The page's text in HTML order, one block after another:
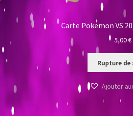
Carte Pokemon VS
5,00€
Rupture
Ajouter